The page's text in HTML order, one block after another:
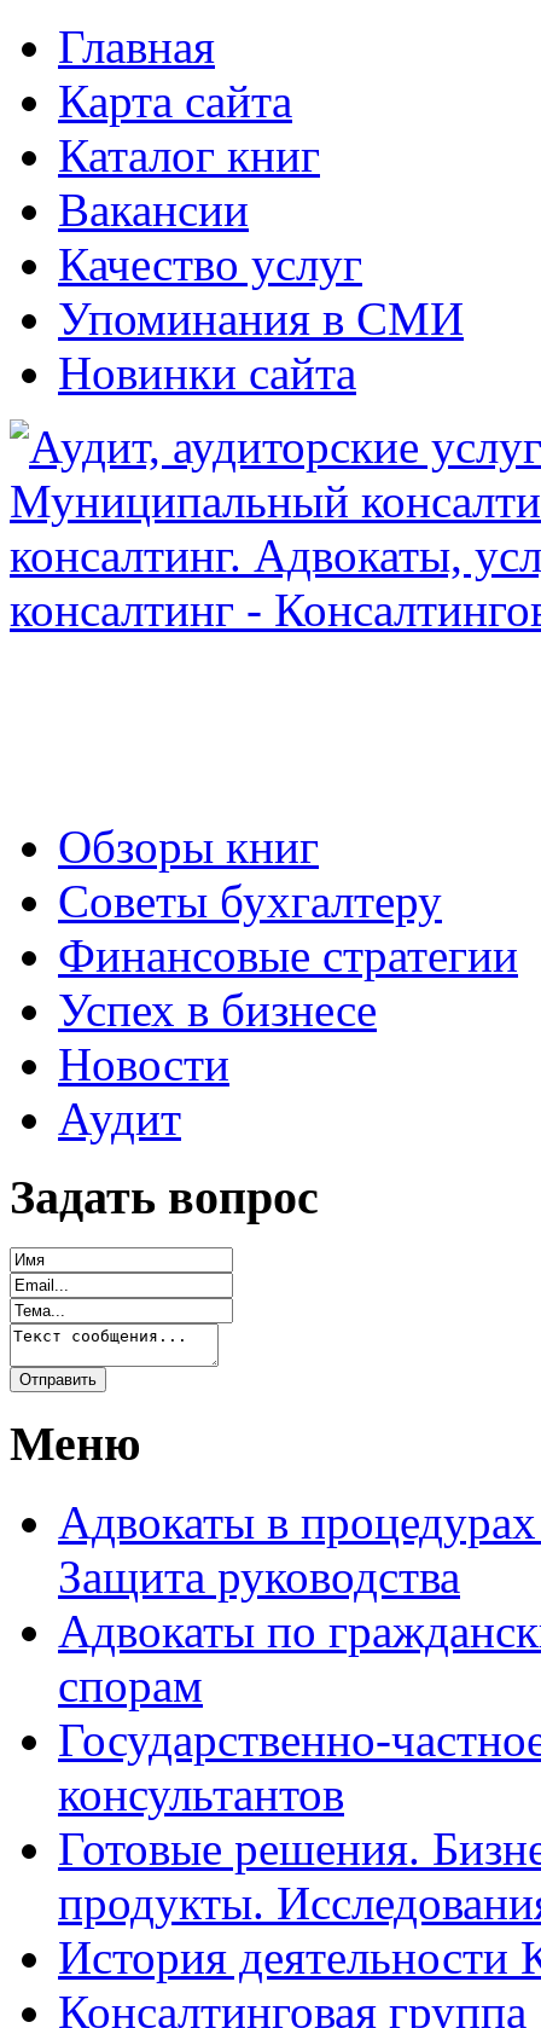
Главная
Карта сайта
Каталог книг
Вакансии
Качество услуг
Упоминания в СМИ
Новинки сайта
Обзоры книг
Советы бухгалтеру
Финансовые стратегии
Успех в бизнесе
Новости
Аудит
Задать вопрос
Меню
Адвокаты в
Защита руководства
Адвокаты по
спорам
Государственно-
консультантов
Готовые решения.
продукты.
История деятельности
Консалтинговая